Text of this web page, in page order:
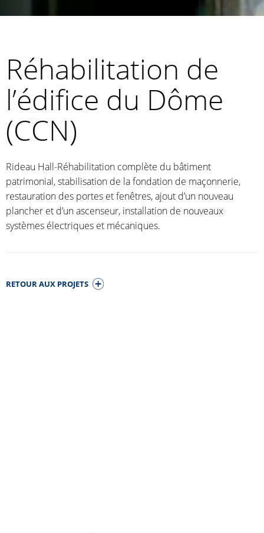
Réhabilitation de
l’édifice du Dôme
(CCN)
Rideau Hall-Réhabilitation complète du bâtiment
patrimonial, stabilisation de la fondation de maçonnerie,
restauration des portes et fenêtres, ajout d’un nouveau
plancher et d’un ascenseur, installation de nouveaux
systèmes électriques et mécaniques.
RETOUR AUX PROJETS